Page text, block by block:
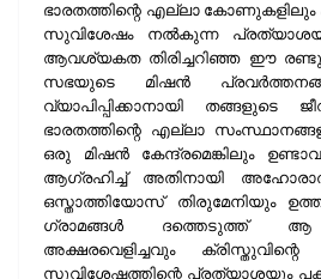
ഭാരതത്തിന്റെ എല്ലാ കോണുകളിലും
സുവിശേഷം നല്‍കുന്ന പ്രത്യാശയും
ആവശ്യകത തിരിച്ചറിഞ്ഞ ഈ രണ്ടു
സഭയുടെ മിഷന്‍
വ്യാപിപ്പിക്കാനായി തങ്ങളുടെ
ഭാരതത്തിന്റെ എല്ലാ
ഒരു മിഷന്‍ കേന്ദ്രമെങ്കിലും
ആഗ്രഹിച്ച് അതിനായി
ഒസ്താത്തിയോസ് തിരുമേനിയും
ഗ്രാമങ്ങള്‍ ദത്തെടുത്ത് ആ
അക്ഷരവെളിച്ചവും
സുവിശേഷത്തിന്റെ പ്രത്യാശയും